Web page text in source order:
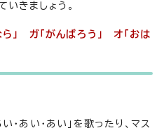
きましょう。
」 ガ「がんばろう」 オ「おは
・あい・あい」を歌ったり、マス